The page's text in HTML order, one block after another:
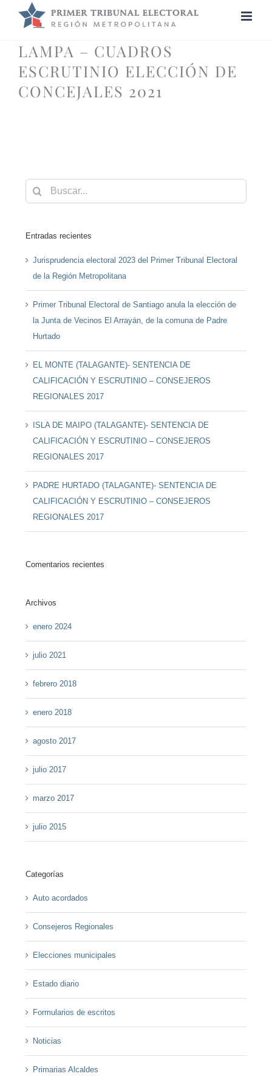
LAMPA – CUADROS
ESCRUTINIO ELECCIÓN DE
CONCEJALES 2021
Buscar:
Entradas recientes
Jurisprudencia electoral 2023 del Primer Tribunal Electoral
de la Región Metropolitana
Primer Tribunal Electoral de Santiago anula la elección de
la Junta de Vecinos El Arrayán, de la comuna de Padre
Hurtado
EL MONTE (TALAGANTE)- SENTENCIA DE
CALIFICACIÓN Y ESCRUTINIO – CONSEJEROS
REGIONALES 2017
ISLA DE MAIPO (TALAGANTE)- SENTENCIA DE
CALIFICACIÓN Y ESCRUTINIO – CONSEJEROS
REGIONALES 2017
PADRE HURTADO (TALAGANTE)- SENTENCIA DE
CALIFICACIÓN Y ESCRUTINIO – CONSEJEROS
REGIONALES 2017
Comentarios recientes
Archivos
enero 2024
julio 2021
febrero 2018
enero 2018
agosto 2017
julio 2017
marzo 2017
julio 2015
Categorías
Auto acordados
Consejeros Regionales
Elecciones municipales
Estado diario
Formularios de escritos
Noticias
Primarias Alcaldes